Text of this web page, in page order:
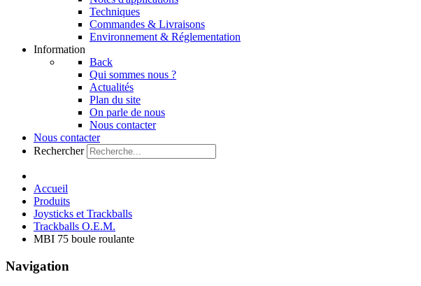
Techniques
Commandes & Livraisons
Environnement & Réglementation
Information
Back
Qui sommes nous ?
Actualités
Plan du site
On parle de nous
Nous contacter
Nous contacter
Rechercher
Accueil
Produits
Joysticks et Trackballs
Trackballs O.E.M.
MBI 75 boule roulante
Navigation